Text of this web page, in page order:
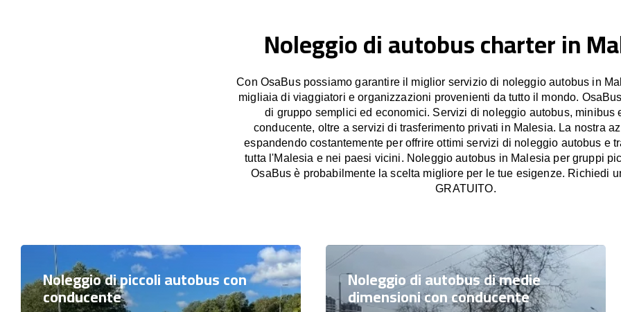
Noleggio di autobus charter in
Con OsaBus possiamo garantire il miglior servizio di noleggio autobus in
migliaia di viaggiatori e organizzazioni provenienti da tutto il mondo.
di gruppo semplici ed economici. Servizi di noleggio autobus, minibus
conducente, oltre a servizi di trasferimento privati in Malesia. La nostra
espandendo costantemente per offrire ottimi servizi di noleggio autobus e
tutta l'Malesia e nei paesi vicini. Noleggio autobus in Malesia per gruppi
OsaBus è probabilmente la scelta migliore per le tue esigenze. Richiedi
GRATUITO.
Noleggio di piccoli autobus con
conducente
Noleggio di autobus di medie
dimensioni con conducente